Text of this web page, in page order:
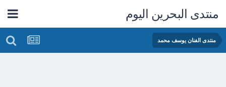
منتدى البحرين اليوم
منتدى الفنان يوسف محمد